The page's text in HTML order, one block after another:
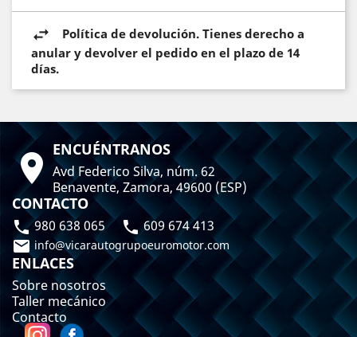
Política de devolución. Tienes derecho a
anular y devolver el pedido en el plazo de 14
días.
 ENCUÉNTRANOS
Avd Federico Silva, núm. 62
Benavente, Zamora, 49600 (ESP)
CONTACTO
980 638 065  609 674 413
 info@vicarautogrupoeuromotor.com
ENLACES
Sobre nosotros
Taller mecánico
Contacto